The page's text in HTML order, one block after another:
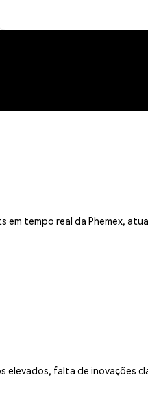
tempo real da Phemex,
elevados, falta de inovações